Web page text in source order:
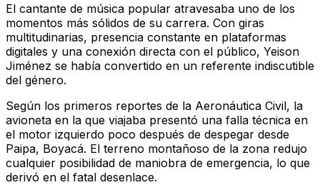
El cantante de música popular atravesaba uno de los
momentos más sólidos de su carrera. Con giras
multitudinarias, presencia constante en plataformas
digitales y una conexión directa con el público, Yeison
Jiménez se había convertido en un referente indiscutible
del género.
Según los primeros reportes de la Aeronáutica Civil, la
avioneta en la que viajaba presentó una falla técnica en
el motor izquierdo poco después de despegar desde
Paipa, Boyacá. El terreno montañoso de la zona redujo
cualquier posibilidad de maniobra de emergencia, lo que
derivó en el fatal desenlace.